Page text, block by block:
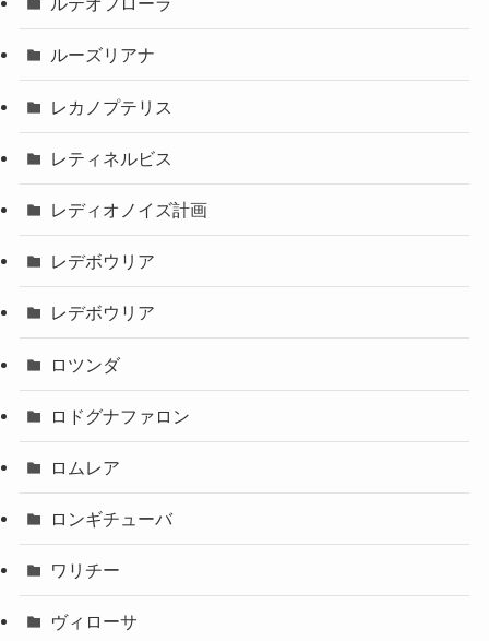
ルーズリアナ
レカノプテリス
レティネルビス
レディオノイズ計画
レデボウリア
レデボウリア
ロツンダ
ロドグナファロン
ロムレア
ロンギチューバ
ワリチー
ヴィローサ